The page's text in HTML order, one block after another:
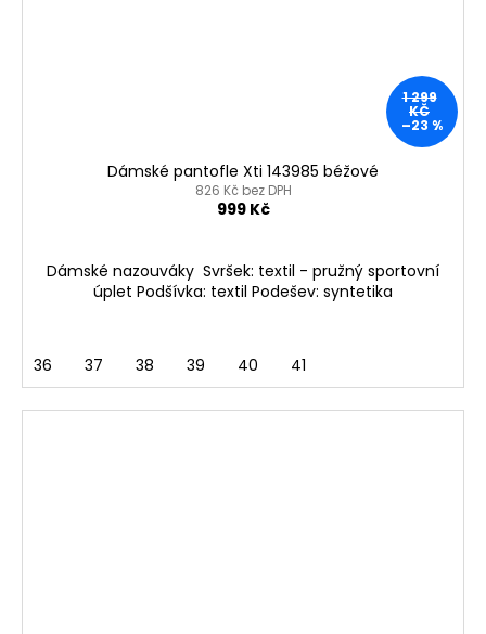
1 299
KČ
–23 %
Dámské pantofle Xti 143985 béžové
826 Kč bez DPH
999 Kč
Dámské nazouváky Svršek: textil - pružný sportovní
úplet Podšívka: textil Podešev: syntetika
36 37 38 39 40 41